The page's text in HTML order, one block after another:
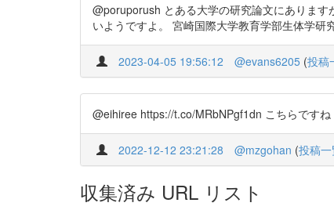
@poruporush とある大学の研究論文にありま
いようですよ。 宮崎国際大学教育学部生体学
2023-04-05 19:56:12 @evans6205 (投稿
@eihiree https://t.co/MRbNPgf1dn こちらですね
2022-12-12 23:21:28 @mzgohan (投稿
収集済み URL リスト